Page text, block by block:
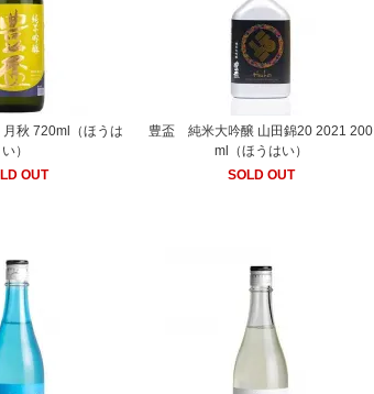
秋 720ml（ほうは
い）
OUT
豊盃 純米大吟醸 山田錦20 2021 200
ml（ほうはい）
SOLD OUT